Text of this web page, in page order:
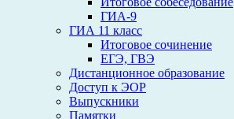
ГИА-9
ГИА 11 класс
Итоговое сочинение
ЕГЭ, ГВЭ
Дистанционное образование
Доступ к ЭОР
Выпускники
Памятки